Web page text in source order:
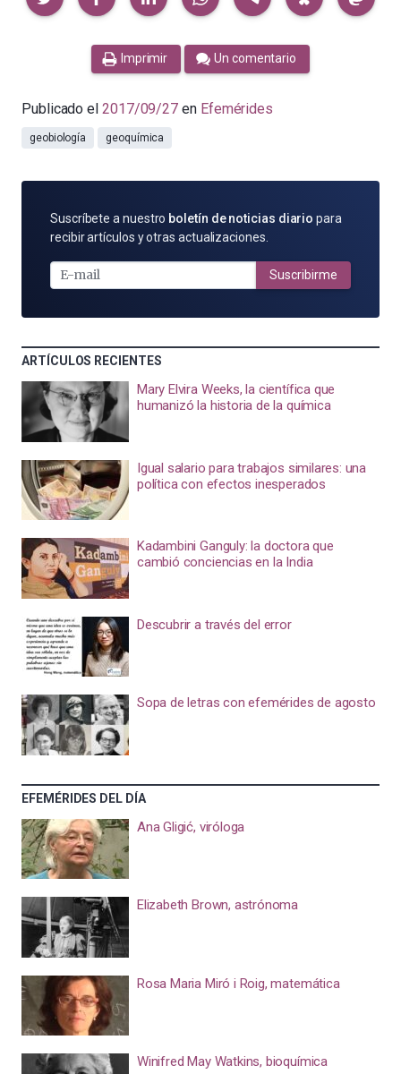
Imprimir Un comentario
Publicado el 2017/09/27 en Efemérides
geobiología geoquímica
SUSCRÍBETE
POR
MAIL
Suscríbete a nuestro boletín de noticias diario para
recibir artículos y otras actualizaciones.
Suscribirme
ARTÍCULOS RECIENTES
Mary Elvira Weeks, la científica que
humanizó la historia de la química
Igual salario para trabajos similares: una
política con efectos inesperados
Kadambini Ganguly: la doctora que
cambió conciencias en la India
Descubrir a través del error
Sopa de letras con efemérides de agosto
EFEMÉRIDES DEL DÍA
Ana Gligić, viróloga
Elizabeth Brown, astrónoma
Rosa Maria Miró i Roig, matemática
Winifred May Watkins, bioquímica